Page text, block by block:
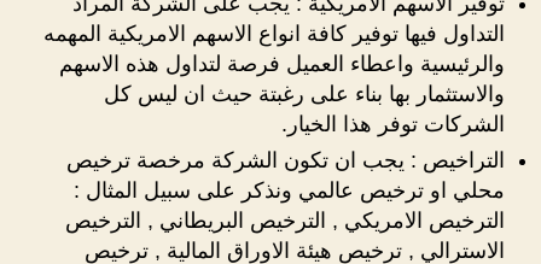
التداول فيها توفير كافة انواع الاسهم الامريكية المهمه
والرئيسية واعطاء العميل فرصة لتداول هذه الاسهم
والاستثمار بها بناء على رغبتة حيث ان ليس كل
الشركات توفر هذا الخيار.
التراخيص : يجب ان تكون الشركة مرخصة ترخيص
محلي او ترخيص عالمي ونذكر على سبيل المثال :
الترخيص الامريكي , الترخيص البريطاني , الترخيص
الاسترالي , ترخيص هيئة الاوراق المالية , ترخيص